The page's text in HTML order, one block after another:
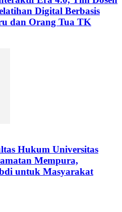
Digital Berbasis
dan Orang Tua TK
Hukum Universitas
Mempura,
untuk Masyarakat